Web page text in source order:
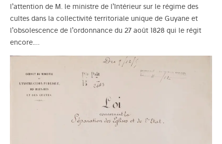
l’attention de M. le ministre de l’Intérieur sur le régime des
cultes dans la collectivité territoriale unique de Guyane et
l’obsolescence de l’ordonnance du 27 août 1828 qui le régit
encore.…